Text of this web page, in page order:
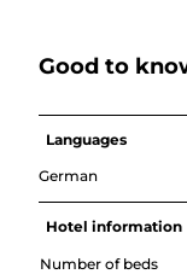
Good to
Languages
German
Hotel information
Number of beds